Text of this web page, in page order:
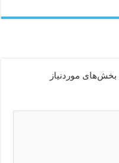
بخش‌های موردنیاز